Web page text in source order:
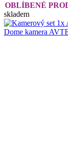
OBLÍBENÉ
skladem